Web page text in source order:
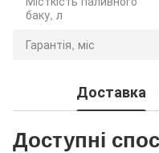
баку, л
Гарантія, міс
Доставка
Доступні